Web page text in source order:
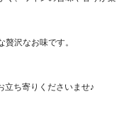
沢なお味です。
立ち寄りくださいませ♪